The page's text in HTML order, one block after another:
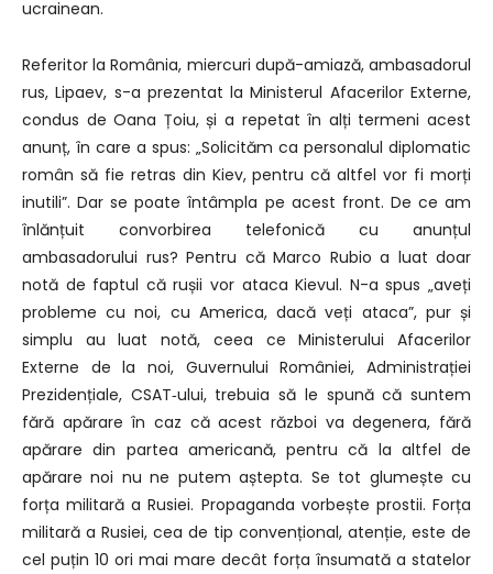
ucrainean.
Referitor la România, miercuri după-amiază, ambasadorul
rus, Lipaev, s-a prezentat la Ministerul Afacerilor Externe,
condus de Oana Țoiu, și a repetat în alți termeni acest
anunț, în care a spus: „Solicităm ca personalul diplomatic
român să fie retras din Kiev, pentru că altfel vor fi morți
inutili”. Dar se poate întâmpla pe acest front. De ce am
înlănțuit convorbirea telefonică cu anunțul
ambasadorului rus? Pentru că Marco Rubio a luat doar
notă de faptul că rușii vor ataca Kievul. N-a spus „aveți
probleme cu noi, cu America, dacă veți ataca”, pur și
simplu au luat notă, ceea ce Ministerului Afacerilor
Externe de la noi, Guvernului României, Administrației
Prezidențiale, CSAT‑ului, trebuia să le spună că suntem
fără apărare în caz că acest război va degenera, fără
apărare din partea americană, pentru că la altfel de
apărare noi nu ne putem aștepta. Se tot glumește cu
forța militară a Rusiei. Propaganda vorbește prostii. Forța
militară a Rusiei, cea de tip convențional, atenție, este de
cel puțin 10 ori mai mare decât forța însumată a statelor